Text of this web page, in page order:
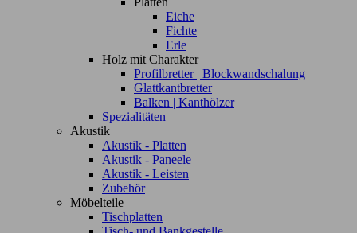
Eiche
Fichte
Erle
Holz mit Charakter
Profilbretter | Blockwandschalung
Glattkantbretter
Balken | Kanthölzer
Spezialitäten
Akustik
Akustik - Platten
Akustik - Paneele
Akustik - Leisten
Zubehör
Möbelteile
Tischplatten